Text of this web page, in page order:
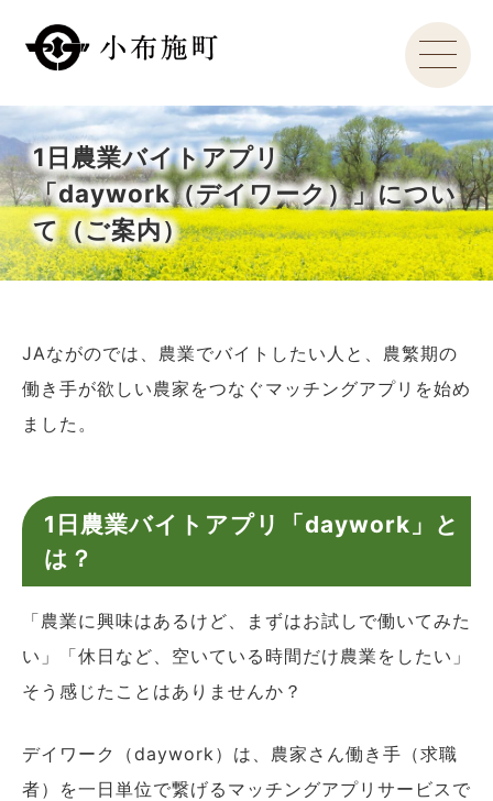
1日農業バイトアプリ
「daywork（デイワーク）」につい
て（ご案内）
JAながのでは、農業でバイトしたい人と、農繁期の
働き手が欲しい農家をつなぐマッチングアプリを始め
ました。
1日農業バイトアプリ「daywork」と
は？
「農業に興味はあるけど、まずはお試しで働いてみた
い」「休日など、空いている時間だけ農業をしたい」
そう感じたことはありませんか？
デイワーク（daywork）は、農家さん働き手（求職
者）を一日単位で繋げるマッチングアプリサービスで